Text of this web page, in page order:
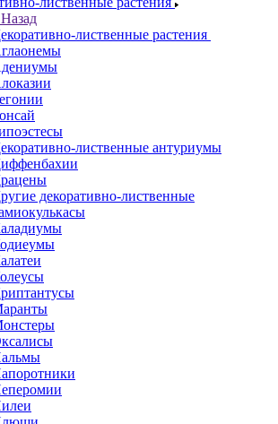
Назад
лиственные растения
лиственные антуриумы
декоративно-лиственные